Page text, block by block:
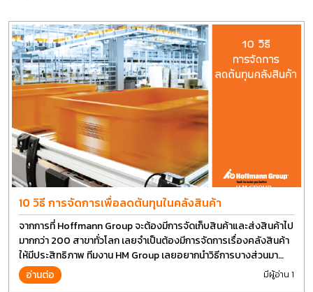
10 วิธี การจัดการเพื่อลดต้นทุนในคลังสินค้า
จากการที่ Hoffmann Group จะต้องมีการจัดเก็บสินค้าและส่งสินค้าไป
มากกว่า 200 สาขาทั่วโลก เลยจำเป็นต้องมีการจัดการเรื่องคลังสินค้า
ให้มีประสิทธิภาพ ทีมงาน HM Group เลยอยากนำวิธีการบางส่วนมา
แบ่งปันกัน
อ่านต่อ มีผู้อ่าน 1